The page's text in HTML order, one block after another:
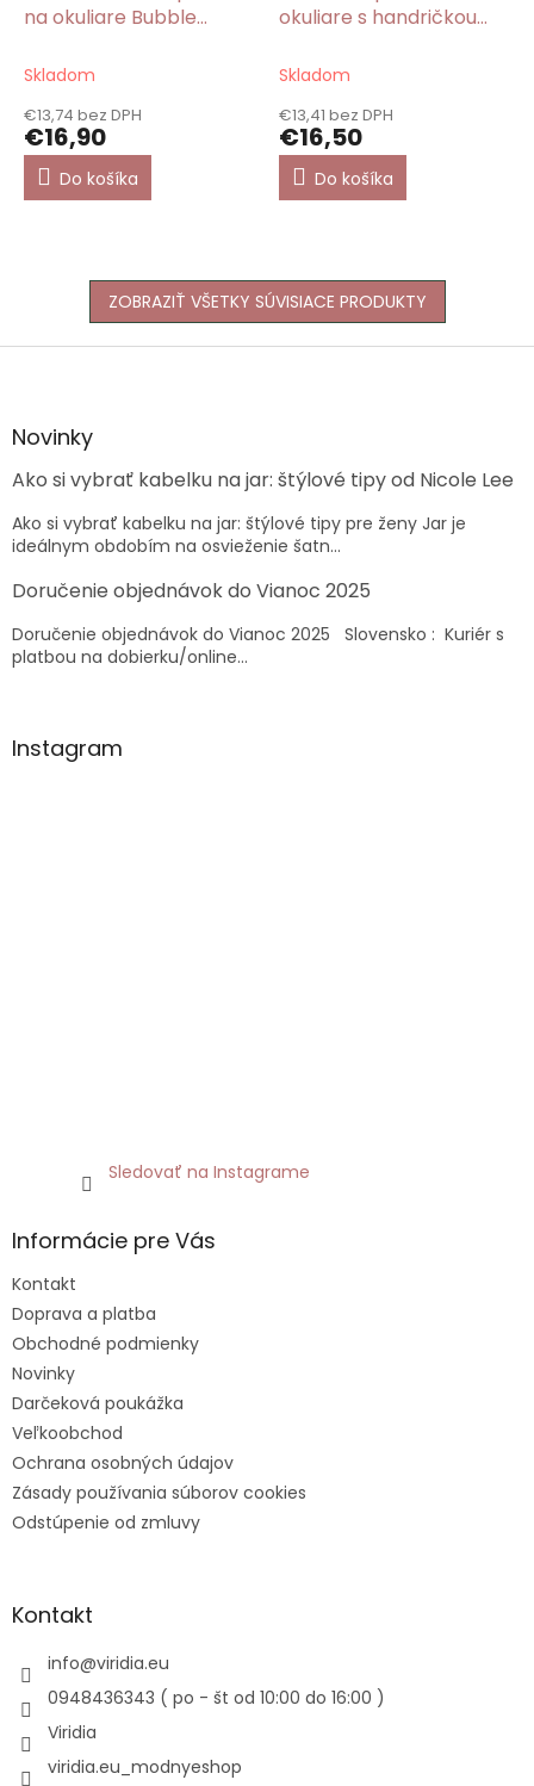
na okuliare Bubble
Skladom
€13,74 bez DPH
€16,90
Do košíka
okuliare s handričkou
Skladom
€13,41 bez DPH
€16,50
Do košíka
ZOBRAZIŤ VŠETKY SÚVISIACE PRODUKTY
Z
äNovinky
Ako si vybrať kabelku na jar: štýlové tipy od Nicole Lee
Ako si vybrať kabelku na jar: štýlové tipy pre ženy Jar je
ideálnym obdobím na osvieženie šatn...
Doručenie objednávok do Vianoc 2025
Doručenie objednávok do Vianoc 2025 Slovensko : Kuriér s
platbou na dobierku/online...
Instagram
Sledovať na Instagrame
Informácie pre Vás
Kontakt
Doprava a platba
Obchodné podmienky
Novinky
Darčeková poukážka
Veľkoobchod
Ochrana osobných údajov
Zásady používania súborov cookies
Odstúpenie od zmluvy
Kontakt
info@viridia.eu
0948436343 ( po - št od 10:00 do 16:00 )
Viridia
viridia.eu_modnyeshop